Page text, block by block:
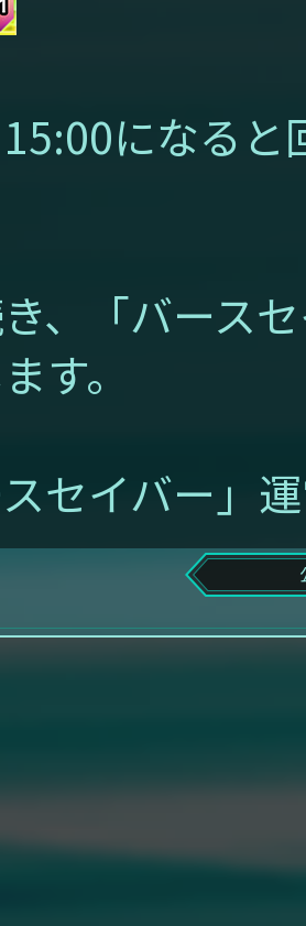
になると
、「バース
す。
スセイバー」